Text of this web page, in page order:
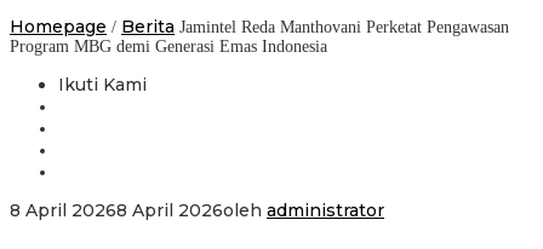
Homepage / Berita Jamintel Reda Manthovani Perketat Pengawasan
Program MBG demi Generasi Emas Indonesia
Ikuti Kami
8 April 20268 April 2026oleh administrator